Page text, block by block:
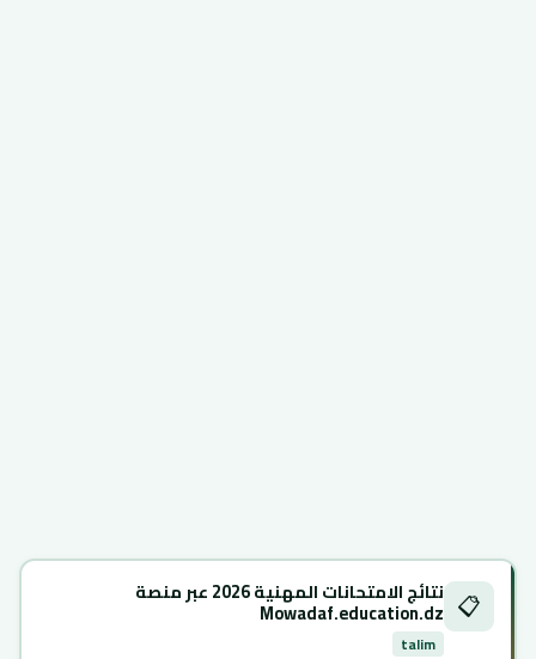
📋 نتائج الامتحانات المهنية 2026 عبر منصة
Mowadaf.education.dz
talim